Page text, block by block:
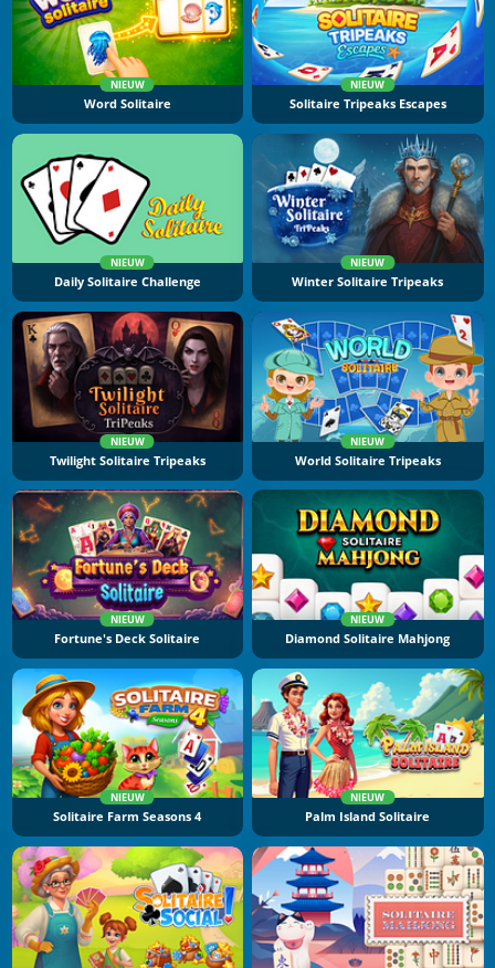
NIEUW
Word Solitaire
NIEUW
Solitaire Tripeaks Escapes
NIEUW
Daily Solitaire Challenge
NIEUW
Winter Solitaire Tripeaks
NIEUW
Twilight Solitaire Tripeaks
NIEUW
World Solitaire Tripeaks
NIEUW
Fortune's Deck Solitaire
NIEUW
Diamond Solitaire Mahjong
NIEUW
Solitaire Farm Seasons 4
NIEUW
Palm Island Solitaire